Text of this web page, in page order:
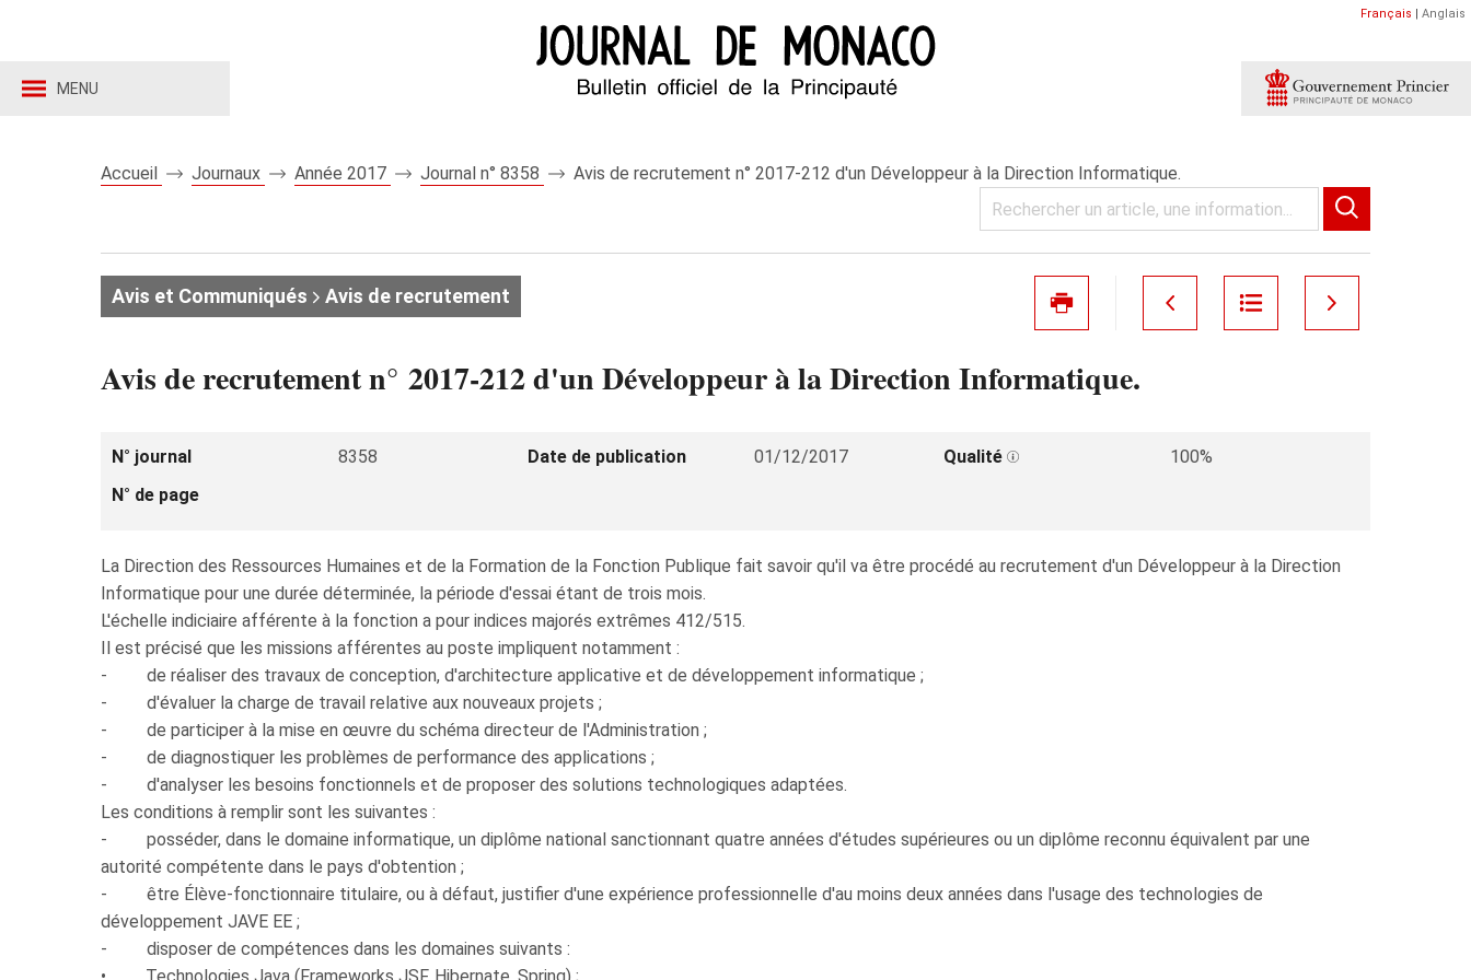
MENU
Français | Anglais
Accueil Journaux Année 2017 Journal n° 8358 Avis de recrutement n° 2017-212 d'un Développeur à la Direction Informatique.
Avis et Communiqués Avis de recrutement
Avis de recrutement n° 2017-212 d'un Développeur à la Direction Informatique.
N° journal 8358 Date de publication 01/12/2017 Qualité
100%
N° de page
La Direction des Ressources Humaines et de la Formation de la Fonction Publique fait savoir qu'il va être procédé au recrutement d'un Développeur à la Direction
Informatique pour une durée déterminée, la période d'essai étant de trois mois.
L'échelle indiciaire afférente à la fonction a pour indices majorés extrêmes 412/515.
Il est précisé que les missions afférentes au poste impliquent notamment :
- de réaliser des travaux de conception, d'architecture applicative et de développement informatique ;
- d'évaluer la charge de travail relative aux nouveaux projets ;
- de participer à la mise en œuvre du schéma directeur de l'Administration ;
- de diagnostiquer les problèmes de performance des applications ;
- d'analyser les besoins fonctionnels et de proposer des solutions technologiques adaptées.
Les conditions à remplir sont les suivantes :
- posséder, dans le domaine informatique, un diplôme national sanctionnant quatre années d'études supérieures ou un diplôme reconnu équivalent par une
autorité compétente dans le pays d'obtention ;
- être Élève-fonctionnaire titulaire, ou à défaut, justifier d'une expérience professionnelle d'au moins deux années dans l'usage des technologies de
développement JAVE EE ;
- disposer de compétences dans les domaines suivants :